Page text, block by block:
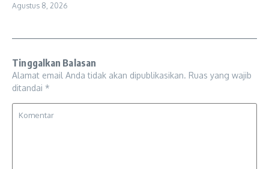
Agustus 8, 2026
Tinggalkan Balasan
Alamat email Anda tidak akan dipublikasikan. Ruas yang wajib
ditandai *